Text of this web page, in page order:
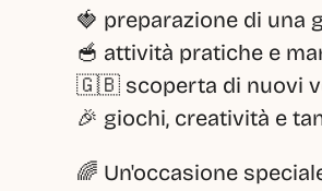
🍓 preparazione di una
🥣 attività pratiche e
🇬🇧 scoperta di nuovi
🎉 giochi, creatività e
🌈 Un'occasione